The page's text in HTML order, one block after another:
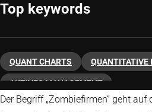
Top keywords
QUANT CHARTS QUANTITATIVE
AKTIVES MANAGEMENT
Der Begriff „Zombiefirmen“ geht auf